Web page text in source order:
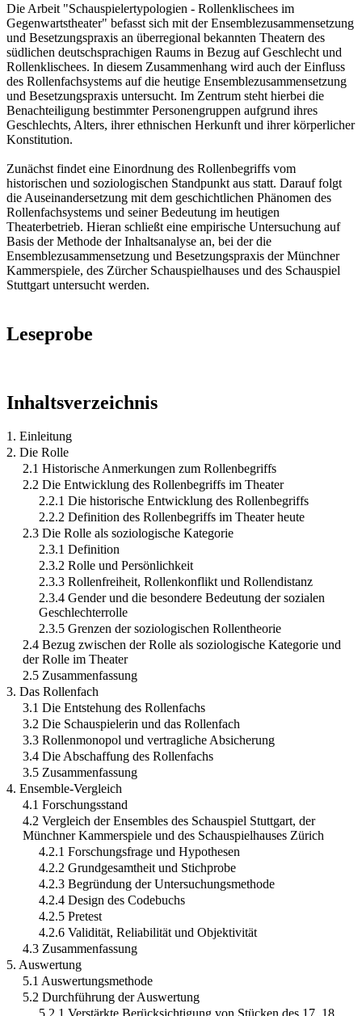
Die Arbeit "Schauspielertypologien - Rollenklischees im
Gegenwartstheater" befasst sich mit der Ensemblezusammensetzung
und Besetzungspraxis an überregional bekannten Theatern des
südlichen deutschsprachigen Raums in Bezug auf Geschlecht und
Rollenklischees. In diesem Zusammenhang wird auch der Einfluss
des Rollenfachsystems auf die heutige Ensemblezusammensetzung
und Besetzungspraxis untersucht. Im Zentrum steht hierbei die
Benachteiligung bestimmter Personengruppen aufgrund ihres
Geschlechts, Alters, ihrer ethnischen Herkunft und ihrer körperlicher
Konstitution.
Zunächst findet eine Einordnung des Rollenbegriffs vom
historischen und soziologischen Standpunkt aus statt. Darauf folgt
die Auseinandersetzung mit dem geschichtlichen Phänomen des
Rollenfachsystems und seiner Bedeutung im heutigen
Theaterbetrieb. Hieran schließt eine empirische Untersuchung auf
Basis der Methode der Inhaltsanalyse an, bei der die
Ensemblezusammensetzung und Besetzungspraxis der Münchner
Kammerspiele, des Zürcher Schauspielhauses und des Schauspiel
Stuttgart untersucht werden.
Leseprobe
Inhaltsverzeichnis
1. Einleitung
2. Die Rolle
2.1 Historische Anmerkungen zum Rollenbegriffs
2.2 Die Entwicklung des Rollenbegriffs im Theater
2.2.1 Die historische Entwicklung des Rollenbegriffs
2.2.2 Definition des Rollenbegriffs im Theater heute
2.3 Die Rolle als soziologische Kategorie
2.3.1 Definition
2.3.2 Rolle und Persönlichkeit
2.3.3 Rollenfreiheit, Rollenkonflikt und Rollendistanz
2.3.4 Gender und die besondere Bedeutung der sozialen
Geschlechterrolle
2.3.5 Grenzen der soziologischen Rollentheorie
2.4 Bezug zwischen der Rolle als soziologische Kategorie und
der Rolle im Theater
2.5 Zusammenfassung
3. Das Rollenfach
3.1 Die Entstehung des Rollenfachs
3.2 Die Schauspielerin und das Rollenfach
3.3 Rollenmonopol und vertragliche Absicherung
3.4 Die Abschaffung des Rollenfachs
3.5 Zusammenfassung
4. Ensemble-Vergleich
4.1 Forschungsstand
4.2 Vergleich der Ensembles des Schauspiel Stuttgart, der
Münchner Kammerspiele und des Schauspielhauses Zürich
4.2.1 Forschungsfrage und Hypothesen
4.2.2 Grundgesamtheit und Stichprobe
4.2.3 Begründung der Untersuchungsmethode
4.2.4 Design des Codebuchs
4.2.5 Pretest
4.2.6 Validität, Reliabilität und Objektivität
4.3 Zusammenfassung
5. Auswertung
5.1 Auswertungsmethode
5.2 Durchführung der Auswertung